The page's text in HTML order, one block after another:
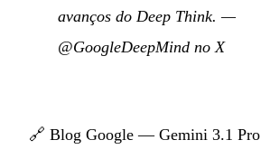
avanços do Deep Think. —
@GoogleDeepMind no X
🔗 Blog Google — Gemini 3.1 Pro